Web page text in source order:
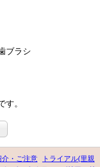
ブラシ
。
・ご注意
トライアル(里親